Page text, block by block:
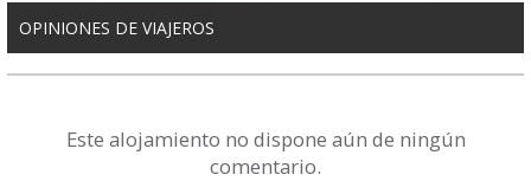
OPINIONES DE VIAJEROS
Este alojamiento no dispone aún de ningún
comentario.